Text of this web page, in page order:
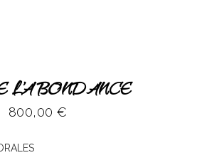
L’ABONDANCE
800,00 €